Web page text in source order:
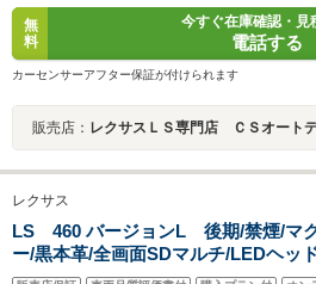
無
料
今すぐ在庫確認・見
電話する
カーセンサーアフター保証が付けられます
販売店： レクサスＬＳ専門店 ＣＳオートディーラー ４０系 ５０系
レクサス
LS 460 バージョンL 後期/禁煙/マ
ー/黒本革/全画面SDマルチ/LEDヘッ
ー/レーンキープアシスト/ドライバー